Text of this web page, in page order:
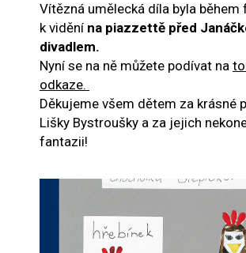
Vítězná umělecká díla byla během
k vidění na piazzettě před
divadlem.
Nyní se na ně můžete podívat na
odkaze.
Děkujeme všem dětem za krásné
Lišky Bystroušky a za jejich
fantazii!